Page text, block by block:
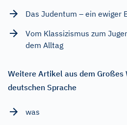
Das Judentum – ein ewiger
Vom Klassizismus zum
dem Alltag
Weitere Artikel aus dem Großes
deutschen Sprache
was